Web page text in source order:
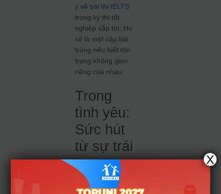
ý về bài thi IELTS
trong kỳ thi tốt
nghiệp sắp tới. Họ
sẽ là một cặp bài
trùng nếu biết tôn
trọng không gian
riêng của nhau.
Trong
tình yêu:
Sức hút
từ sự trái
ngược
Mối quan hệ yêu
X